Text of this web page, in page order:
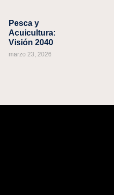
Pesca y
Acuicultura:
Visión 2040
marzo 23, 2026